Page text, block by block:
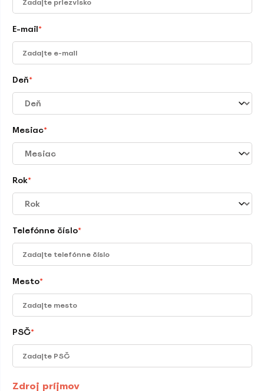
E-mail*
Deň*
Mesiac*
Rok*
Telefónne číslo*
Mesto*
PSČ*
Zdroj príjmov